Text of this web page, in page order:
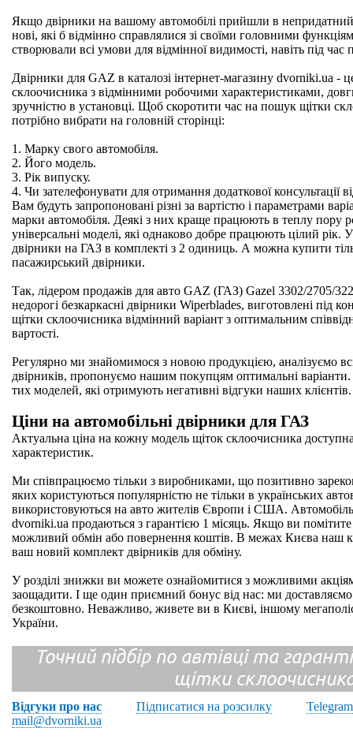
Якщо двірники на вашому автомобілі прийшли в
нові, які б відмінно справлялися зі своїми головними
створювали всі умови для відмінної видимості, навіть під
Двірники для GAZ в каталозі інтернет-магазину dvorniki.ua -
склоочисника з відмінними робочими характеристиками,
зручністю в установці. Щоб скоротити час на пошук щітки
потрібно вибрати на головній сторінці:
1. Марку свого автомобіля.
2. Його модель.
3. Рік випуску.
4. Чи зателефонувати для отримання додаткової консультації
Вам будуть запропоновані різні за вартістю і параметрами
марки автомобіля. Деякі з них краще працюють в теплу пору
універсальні моделі, які однаково добре працюють цілий
двірники на ГАЗ в комплекті з 2 одиниць. А можна купити
пасажирський двірники.
Так, лідером продажів для авто GAZ (ГАЗ) Gazel 3302/2705/
недорогі безкаркасні двірники Wiperblades, виготовлені під
щітки склоочисника відмінний варіант з оптимальним
вартості.
Регулярно ми знайомимося з новою продукцією, аналізуємо
двірників, пропонуємо нашим покупцям оптимальні варіанти.
тих моделей, які отримують негативні відгуки наших клієнтів.
Ціни на автомобільні двірники для ГАЗ
Актуальна ціна на кожну модель щіток склоочисника
характеристик.
Ми співпрацюємо тільки з виробниками, що позитивно
яких користуються популярністю не тільки в українських
використовуються на авто жителів Європи і США.
dvorniki.ua продаються з гарантією 1 місяць. Якщо ви помітите
можливий обмін або повернення коштів. В межах Києва наш
ваш новий комплект двірників для обміну.
У розділі знижки ви можете ознайомитися з можливими
заощадити. І ще один приємний бонус від нас: ми
безкоштовно. Неважливо, живете ви в Києві, іншому
України.
Точний підбір по автівці та
щітки
Відгуки про нас Підписатися на розсилку
Telegram
mail@dvorniki.ua